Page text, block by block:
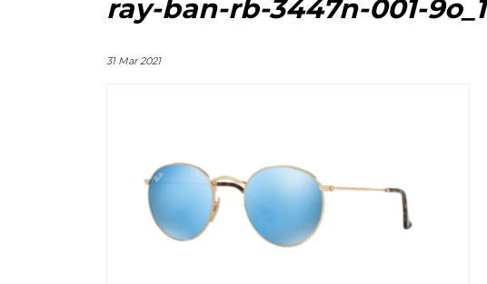
ray-ban-rb-3447n-001-9o_1
31 Mar 2021